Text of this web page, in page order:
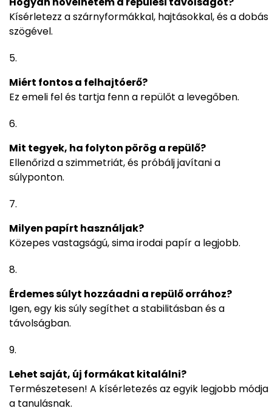
Kísérletezz a szárnyformákkal, hajtásokkal, és a dobás
szögével.
Miért fontos a felhajtóerő?
Ez emeli fel és tartja fenn a repülőt a levegőben.
Mit tegyek, ha folyton pörög a repülő?
Ellenőrizd a szimmetriát, és próbálj javítani a
súlyponton.
Milyen papírt használjak?
Közepes vastagságú, sima irodai papír a legjobb.
Érdemes súlyt hozzáadni a repülő orrához?
Igen, egy kis súly segíthet a stabilitásban és a
távolságban.
Lehet saját, új formákat kitalálni?
Természetesen! A kísérletezés az egyik legjobb módja
a tanulásnak.